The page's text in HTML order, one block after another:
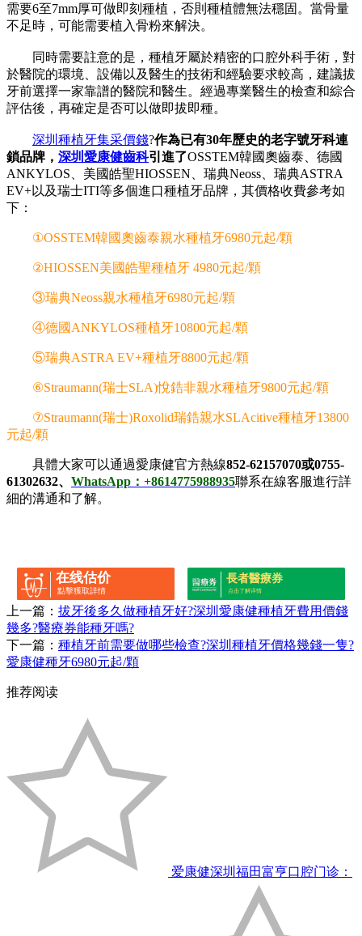
需要6至7mm厚可做即刻種植，否則種植體無法穩固。當骨量
不足時，可能需要植入骨粉來解決。
同時需要註意的是，種植牙屬於精密的口腔外科手術，對
於醫院的環境、設備以及醫生的技術和經驗要求較高，建議拔
牙前選擇一家靠譜的醫院和醫生。經過專業醫生的檢查和綜合
評估後，再確定是否可以做即拔即種。
深圳種植牙集采價錢?作為已有30年歷史的老字號牙科連
鎖品牌， 深圳愛康健齒科引進了OSSTEM韓國奧齒泰、德國
ANKYLOS、美國皓聖HIOSSEN、瑞典Neoss、瑞典ASTRA
EV+以及瑞士ITI等多個進口種植牙品牌，其價格收費參考如
下：
①OSSTEM韓國奧齒泰親水種植牙6980元起/顆
②HIOSSEN美國皓聖種植牙 4980元起/顆
③瑞典Neoss親水種植牙6980元起/顆
④德國ANKYLOS種植牙10800元起/顆
⑤瑞典ASTRA EV+種植牙8800元起/顆
⑥Straumann(瑞士SLA)悅鋯非親水種植牙9800元起/顆
⑦Straumann(瑞士)Roxolid瑞鋯親水SLAcitive種植牙13800
元起/顆
具體大家可以通過愛康健官方熱線852-62157070或0755-
61302632、 WhatsApp：+8614775988935聯系在線客服進行詳
細的溝通和了解。
在线估价
點擊獲取詳情
長者醫療券
点击了解详情
上一篇： 拔牙後多久做種植牙好?深圳愛康健種植牙費用價錢
幾多?醫療券能種牙嗎?
下一篇： 種植牙前需要做哪些檢查?深圳種植牙價格幾錢一隻?
愛康健種牙6980元起/顆
推荐阅读
爱康健深圳福田富亨口腔门诊：